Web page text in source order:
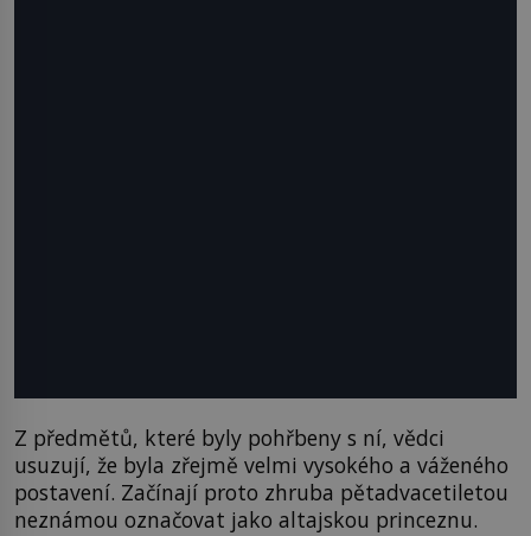
Z předmětů, které byly pohřbeny s ní, vědci
usuzují, že byla zřejmě velmi vysokého a váženého
postavení. Začínají proto zhruba pětadvacetiletou
neznámou označovat jako altajskou princeznu.